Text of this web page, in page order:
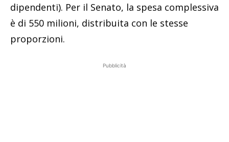
dipendenti). Per il Senato, la spesa complessiva
è di 550 milioni, distribuita con le stesse
proporzioni.
Pubblicità